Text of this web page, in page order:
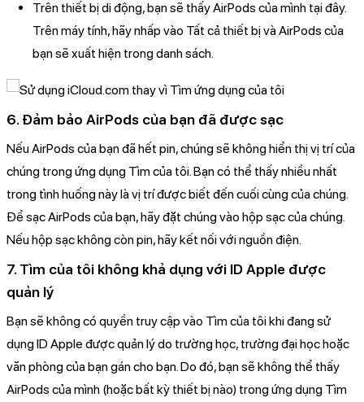
Trên thiết bị di động, bạn sẽ thấy AirPods của mình tại đây.
Trên máy tính, hãy nhấp vào Tất cả thiết bị và AirPods của
bạn sẽ xuất hiện trong danh sách.
6. Đảm bảo AirPods của bạn đã được sạc
Nếu AirPods của bạn đã hết pin, chúng sẽ không hiển thị vị trí của
chúng trong ứng dụng Tìm của tôi. Bạn có thể thấy nhiều nhất
trong tình huống này là vị trí được biết đến cuối cùng của chúng.
Để sạc AirPods của bạn, hãy đặt chúng vào hộp sạc của chúng.
Nếu hộp sạc không còn pin, hãy kết nối với nguồn điện.
7. Tìm của tôi không khả dụng với ID Apple được
quản lý
Bạn sẽ không có quyền truy cập vào Tìm của tôi khi đang sử
dụng ID Apple được quản lý do trường học, trường đại học hoặc
văn phòng của bạn gán cho bạn. Do đó, bạn sẽ không thể thấy
AirPods của mình (hoặc bất kỳ thiết bị nào) trong ứng dụng Tìm